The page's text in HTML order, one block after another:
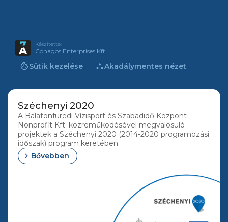
Készítette:
Conagos Enterprises Kft.
cookieSütik kezelése atrAkadálymentes nézet
Széchenyi 2020
A Balatonfüredi Vízisport és Szabadidő Központ
Nonprofit Kft. közreműködésével megvalósuló
projektek a Széchenyi 2020 (2014-2020 programozási
időszak) program keretében:
chevron_right Bővebben